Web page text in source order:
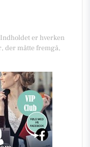
er hverken
der måtte fremgå,